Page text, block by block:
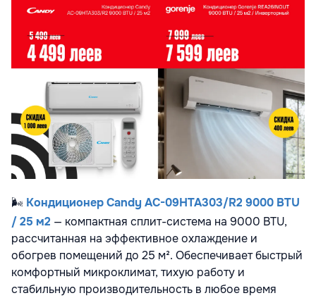
🌬️ Кондиционер Candy AC-09HTA303/R2 9000 BTU
/ 25 м2 — компактная сплит-система на 9000 BTU,
рассчитанная на эффективное охлаждение и
обогрев помещений до 25 м². Обеспечивает быстрый
комфортный микроклимат, тихую работу и
стабильную производительность в любое время